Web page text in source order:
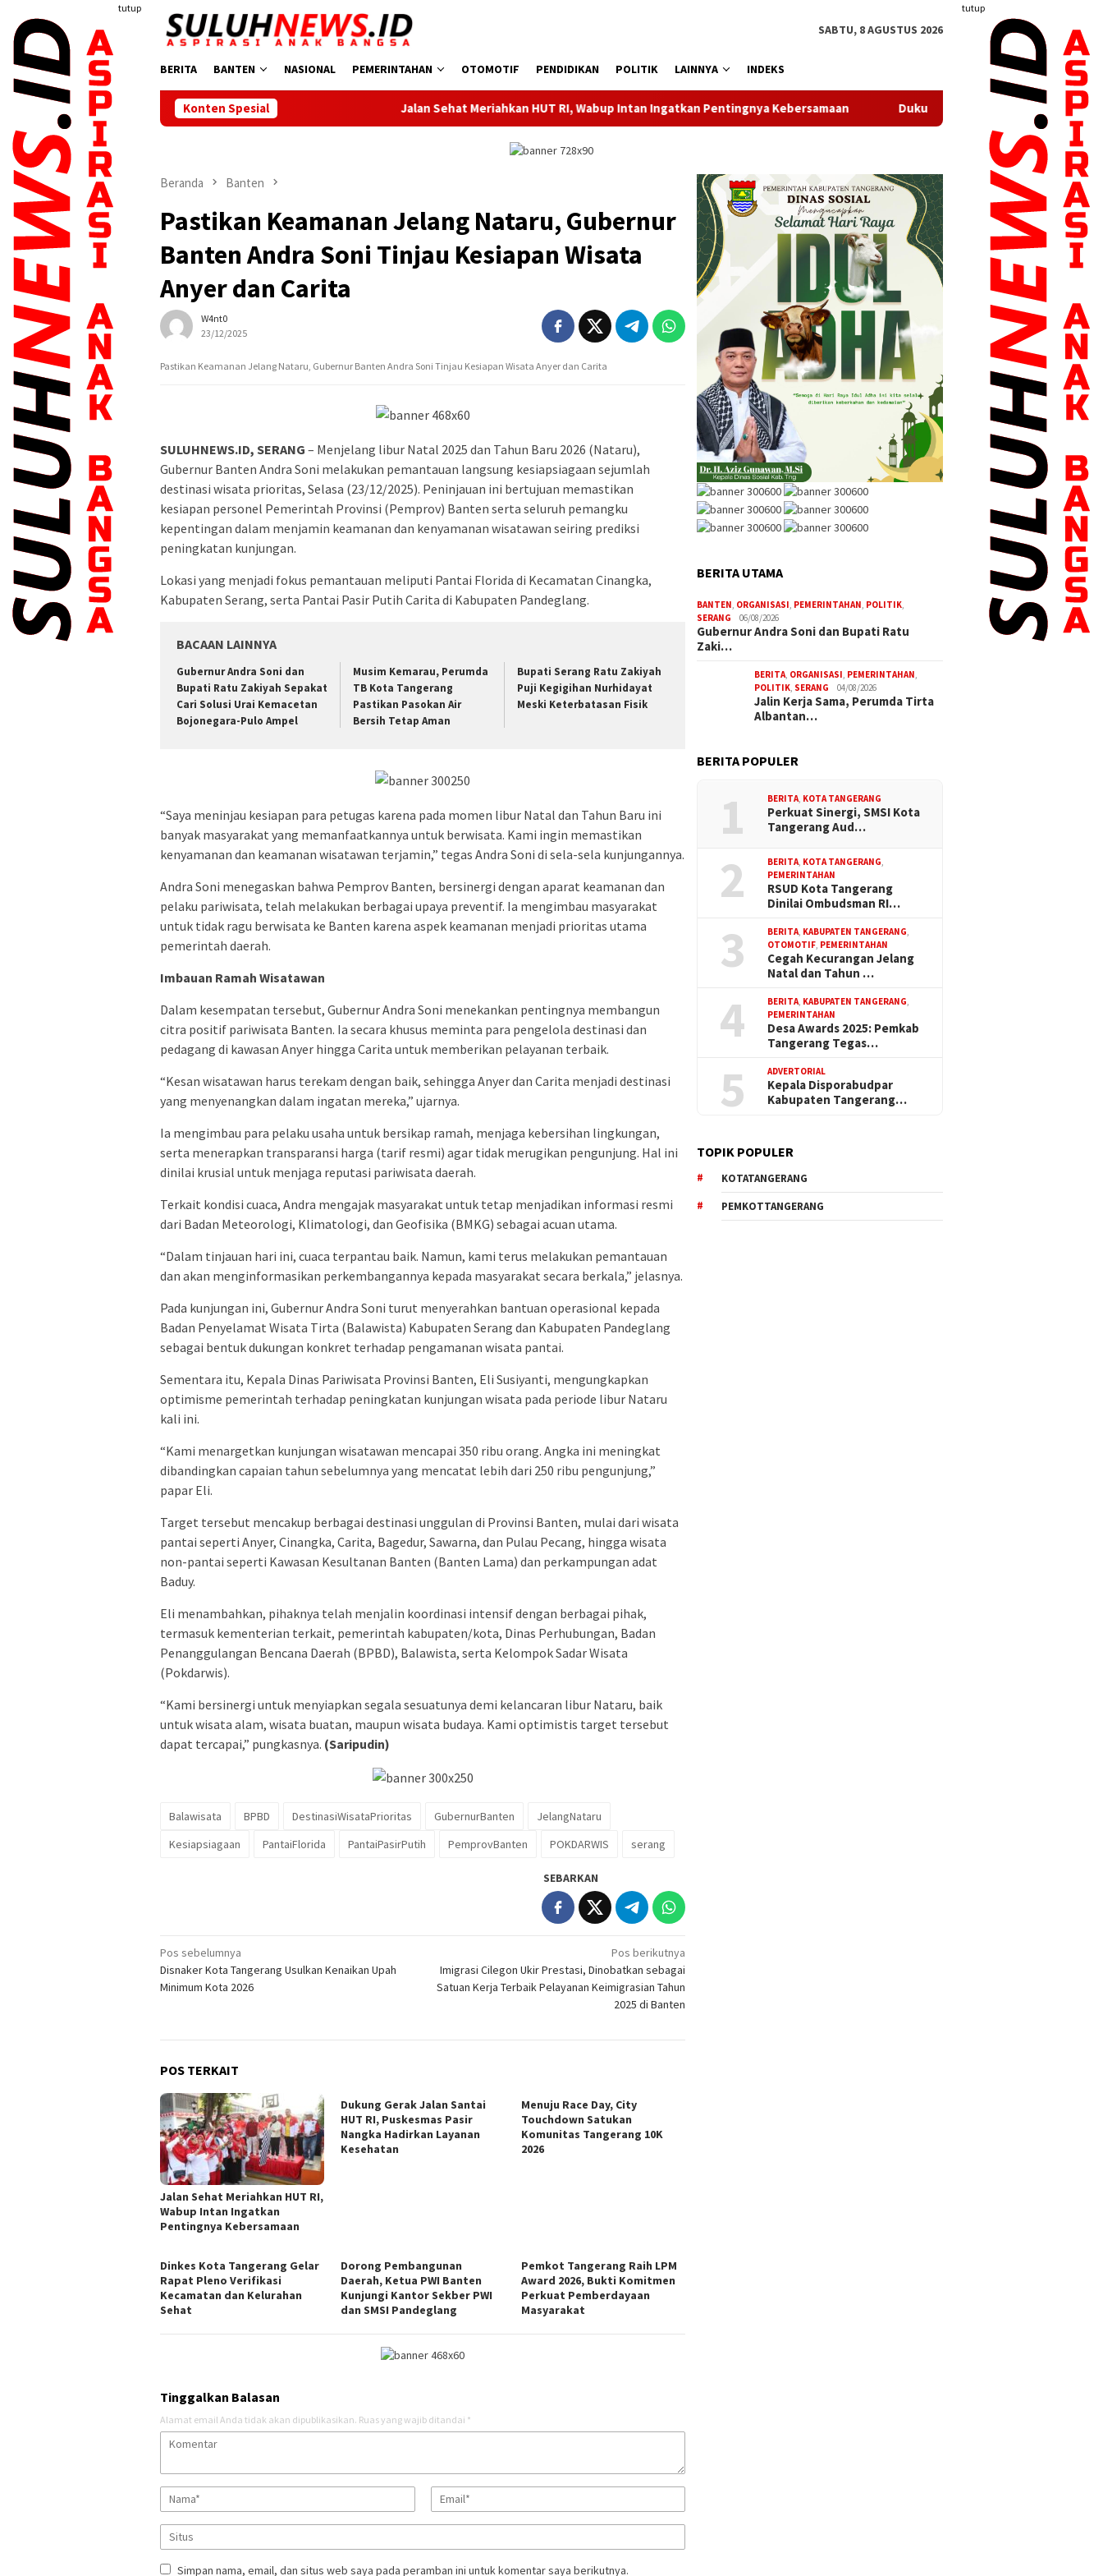
konten
tutup tutup
SABTU, 8 AGUSTUS 2026
BERITA BANTEN NASIONAL PEMERINTAHAN OTOMOTIF PENDIDIKAN POLITIK LAINNYA INDEKS
Konten Spesial Jalan Sehat Meriahkan HUT RI, Wabup Intan Ingatkan Pentingnya Kebersamaan Dukung Gerak Jalan Santai HUT RI, Puskesmas
Beranda Banten
Pastikan Keamanan Jelang Nataru, Gubernur
Banten Andra Soni Tinjau Kesiapan Wisata
Anyer dan Carita
W4nt0
23/12/2025
Pastikan Keamanan Jelang Nataru, Gubernur Banten Andra Soni Tinjau Kesiapan Wisata Anyer dan Carita
SULUHNEWS.ID, SERANG – Menjelang libur Natal 2025 dan Tahun Baru 2026 (Nataru),
Gubernur Banten Andra Soni melakukan pemantauan langsung kesiapsiagaan sejumlah
destinasi wisata prioritas, Selasa (23/12/2025). Peninjauan ini bertujuan memastikan
kesiapan personel Pemerintah Provinsi (Pemprov) Banten serta seluruh pemangku
kepentingan dalam menjamin keamanan dan kenyamanan wisatawan seiring prediksi
peningkatan kunjungan.
​Lokasi yang menjadi fokus pemantauan meliputi Pantai Florida di Kecamatan Cinangka,
Kabupaten Serang, serta Pantai Pasir Putih Carita di Kabupaten Pandeglang.
BACAAN LAINNYA
Gubernur Andra Soni dan
Bupati Ratu Zakiyah Sepakat
Cari Solusi Urai Kemacetan
Bojonegara-Pulo Ampel
Musim Kemarau, Perumda
TB Kota Tangerang
Pastikan Pasokan Air
Bersih Tetap Aman
Bupati Serang Ratu Zakiyah
Puji Kegigihan Nurhidayat
Meski Keterbatasan Fisik
​“Saya meninjau kesiapan para petugas karena pada momen libur Natal dan Tahun Baru ini
banyak masyarakat yang memanfaatkannya untuk berwisata. Kami ingin memastikan
kenyamanan dan keamanan wisatawan terjamin,” tegas Andra Soni di sela-sela kunjungannya.
​Andra Soni menegaskan bahwa Pemprov Banten, bersinergi dengan aparat keamanan dan
pelaku pariwisata, telah melakukan berbagai upaya preventif. Ia mengimbau masyarakat
untuk tidak ragu berwisata ke Banten karena aspek keamanan menjadi prioritas utama
pemerintah daerah.
Imbauan Ramah Wisatawan
​Dalam kesempatan tersebut, Gubernur Andra Soni menekankan pentingnya membangun
citra positif pariwisata Banten. Ia secara khusus meminta para pengelola destinasi dan
pedagang di kawasan Anyer hingga Carita untuk memberikan pelayanan terbaik.
​“Kesan wisatawan harus terekam dengan baik, sehingga Anyer dan Carita menjadi destinasi
yang menyenangkan dalam ingatan mereka,” ujarnya.
​Ia mengimbau para pelaku usaha untuk bersikap ramah, menjaga kebersihan lingkungan,
serta menerapkan transparansi harga (tarif resmi) agar tidak merugikan pengunjung. Hal ini
dinilai krusial untuk menjaga reputasi pariwisata daerah.
​Terkait kondisi cuaca, Andra mengajak masyarakat untuk tetap menjadikan informasi resmi
dari Badan Meteorologi, Klimatologi, dan Geofisika (BMKG) sebagai acuan utama.
​“Dalam tinjauan hari ini, cuaca terpantau baik. Namun, kami terus melakukan pemantauan
dan akan menginformasikan perkembangannya kepada masyarakat secara berkala,” jelasnya.
​Pada kunjungan ini, Gubernur Andra Soni turut menyerahkan bantuan operasional kepada
Badan Penyelamat Wisata Tirta (Balawista) Kabupaten Serang dan Kabupaten Pandeglang
sebagai bentuk dukungan konkret terhadap pengamanan wisata pantai.
​Sementara itu, Kepala Dinas Pariwisata Provinsi Banten, Eli Susiyanti, mengungkapkan
optimisme pemerintah terhadap peningkatan kunjungan wisata pada periode libur Nataru
kali ini.
​“Kami menargetkan kunjungan wisatawan mencapai 350 ribu orang. Angka ini meningkat
dibandingkan capaian tahun sebelumnya yang mencatat lebih dari 250 ribu pengunjung,”
papar Eli.
​Target tersebut mencakup berbagai destinasi unggulan di Provinsi Banten, mulai dari wisata
pantai seperti Anyer, Cinangka, Carita, Bagedur, Sawarna, dan Pulau Pecang, hingga wisata
non-pantai seperti Kawasan Kesultanan Banten (Banten Lama) dan perkampungan adat
Baduy.
​Eli menambahkan, pihaknya telah menjalin koordinasi intensif dengan berbagai pihak,
termasuk kementerian terkait, pemerintah kabupaten/kota, Dinas Perhubungan, Badan
Penanggulangan Bencana Daerah (BPBD), Balawista, serta Kelompok Sadar Wisata
(Pokdarwis).
​“Kami bersinergi untuk menyiapkan segala sesuatunya demi kelancaran libur Nataru, baik
untuk wisata alam, wisata buatan, maupun wisata budaya. Kami optimistis target tersebut
dapat tercapai,” pungkasnya. (Saripudin)
Balawisata BPBD DestinasiWisataPrioritas GubernurBanten
JelangNataru
Kesiapsiagaan
PantaiFlorida PantaiPasirPutih PemprovBanten POKDARWIS serang
SEBARKAN
Navigasi
pos
Pos sebelumnya
Disnaker Kota Tangerang Usulkan Kenaikan Upah
Minimum Kota 2026
Pos berikutnya
Imigrasi Cilegon Ukir Prestasi, Dinobatkan sebagai
Satuan Kerja Terbaik Pelayanan Keimigrasian Tahun
2025 di Banten
POS TERKAIT
Jalan Sehat Meriahkan HUT RI,
Wabup Intan Ingatkan
Pentingnya Kebersamaan
Dukung Gerak Jalan Santai
HUT RI, Puskesmas Pasir
Nangka Hadirkan Layanan
Kesehatan
Menuju Race Day, City
Touchdown Satukan
Komunitas Tangerang 10K
2026
Dinkes Kota Tangerang Gelar
Rapat Pleno Verifikasi
Kecamatan dan Kelurahan
Sehat
Dorong Pembangunan
Daerah, Ketua PWI Banten
Kunjungi Kantor Sekber PWI
dan SMSI Pandeglang
Pemkot Tangerang Raih LPM
Award 2026, Bukti Komitmen
Perkuat Pemberdayaan
Masyarakat
Tinggalkan Balasan
Alamat email Anda tidak akan dipublikasikan. Ruas yang wajib ditandai *
Simpan nama, email, dan situs web saya pada peramban ini untuk komentar saya berikutnya.
BERITA UTAMA
BANTEN, ORGANISASI, PEMERINTAHAN, POLITIK,
SERANG
06/08/2026
Gubernur Andra Soni dan Bupati Ratu
Zaki…
BERITA, ORGANISASI, PEMERINTAHAN,
POLITIK, SERANG 04/08/2026
Jalin Kerja Sama, Perumda Tirta
Albantan…
BERITA POPULER
1 BERITA, KOTA TANGERANG
Perkuat Sinergi, SMSI Kota
Tangerang Aud…
2 BERITA, KOTA TANGERANG,
PEMERINTAHAN
RSUD Kota Tangerang
Dinilai Ombudsman RI…
3 BERITA, KABUPATEN TANGERANG,
OTOMOTIF, PEMERINTAHAN
Cegah Kecurangan Jelang
Natal dan Tahun …
4 BERITA, KABUPATEN TANGERANG,
PEMERINTAHAN
Desa Awards 2025: Pemkab
Tangerang Tegas…
5 ADVERTORIAL
Kepala Disporabudpar
Kabupaten Tangerang…
TOPIK POPULER
KOTATANGERANG
PEMKOTTANGERANG